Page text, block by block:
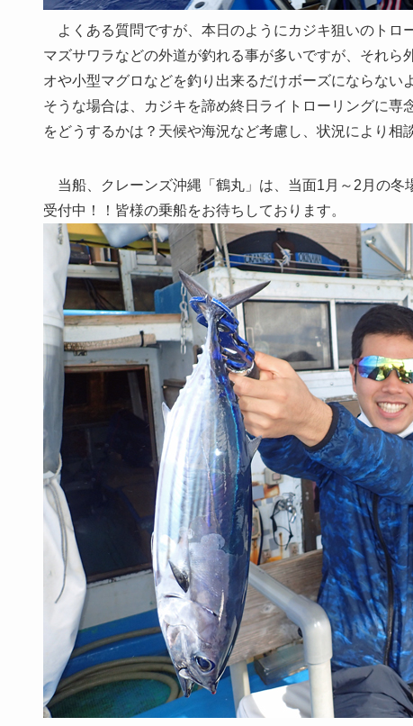
よくある質問ですが、本日のようにカジキ狙いのトロ
マズサワラなどの外道が釣れる事が多いですが、それ
オや小型マグロなどを釣り出来るだけボーズにならな
そうな場合は、カジキを諦め終日ライトローリングに専
をどうするかは？天候や海況など考慮し、状況により相
当船、クレーンズ沖縄「鶴丸」は、当面1月～2月の冬
受付中！！皆様の乗船をお待ちしております。